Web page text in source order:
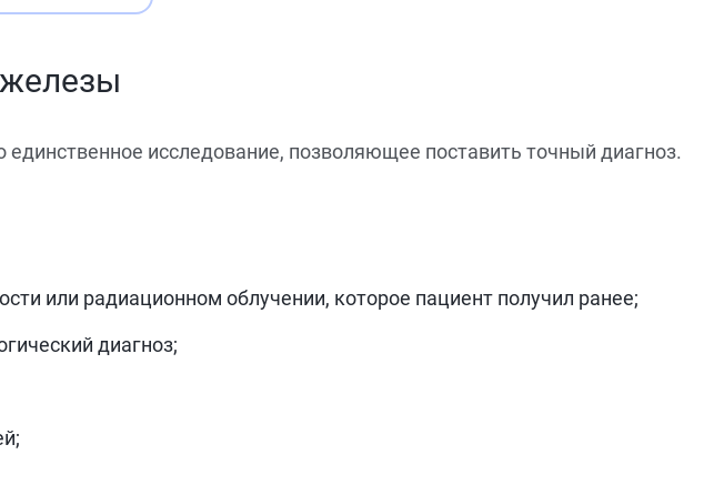
исследование, позволяющее поставить точный диагноз.
или радиационном облучении, которое пациент получил ранее;
диагноз;